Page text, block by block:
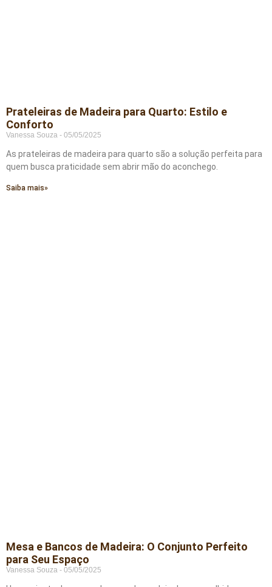
Prateleiras de Madeira para Quarto: Estilo e
Conforto
Vanessa Souza 05/05/2025
As prateleiras de madeira para quarto são a solução perfeita para
quem busca praticidade sem abrir mão do aconchego.
Saiba mais»
Mesa e Bancos de Madeira: O Conjunto Perfeito
para Seu Espaço
Vanessa Souza 05/05/2025